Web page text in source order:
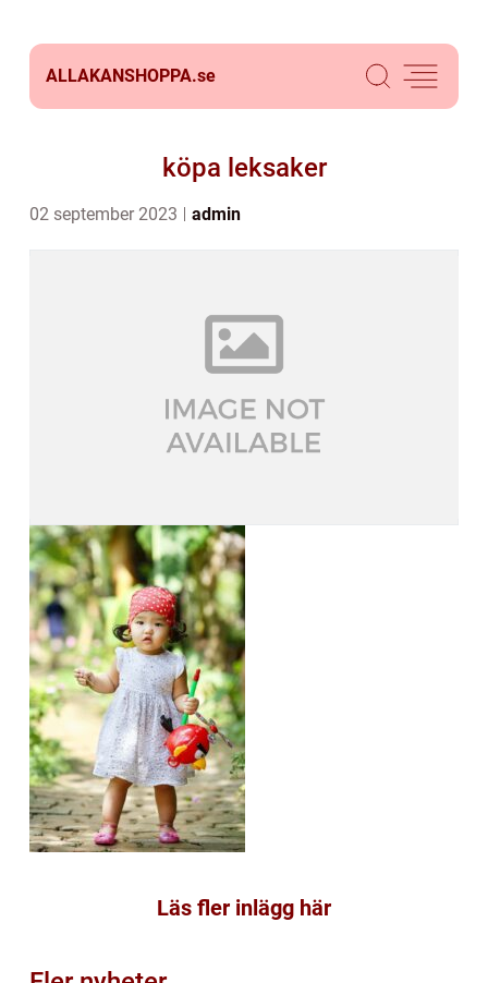
ALLAKANSHOPPA.se
köpa leksaker
02 september 2023 admin
Läs fler inlägg här